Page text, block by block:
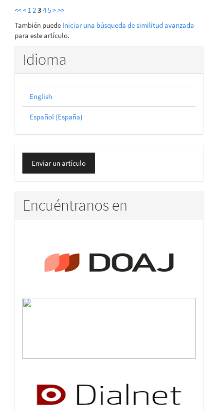
<<< 1 2345>>>
También puede Iniciar una búsqueda de similitud avanzada
para este artículo.
Idioma
English
Español (España)
Enviar
un
artículo
Enviar un artículo
Encuéntranos en